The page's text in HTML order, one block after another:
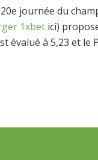
journée du
1xbet ici)
à 5,23 et le